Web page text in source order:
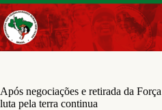
Pular
para
o
conteúdo
Após negociações e retirada da
luta pela terra continua